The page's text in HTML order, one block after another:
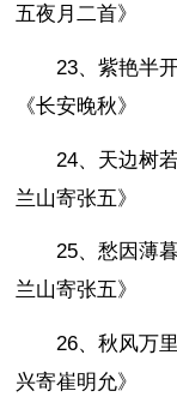
五夜月二首》
23、紫艳半
《长安晚秋》
24、天边树
兰山寄张五》
25、愁因薄
兰山寄张五》
26、秋风万
兴寄崔明允》